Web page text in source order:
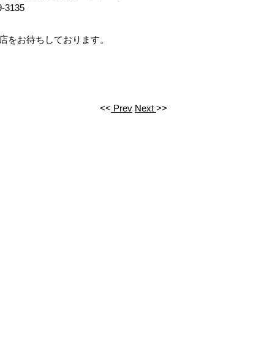
3135
をお待ちしております。
<< Prev Next >>